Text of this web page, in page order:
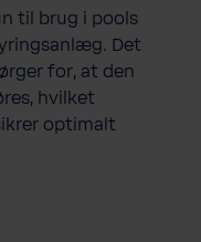
til brug i pools
Det
for, at den
hvilket
optimalt